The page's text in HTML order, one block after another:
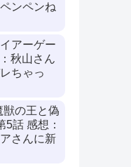
ンペンね
アーゲー
秋山さん
ちゃっ
の王と偽
5話 感想：
さんに新